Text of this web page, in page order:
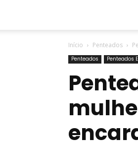
Início Penteados
Penteados Penteados